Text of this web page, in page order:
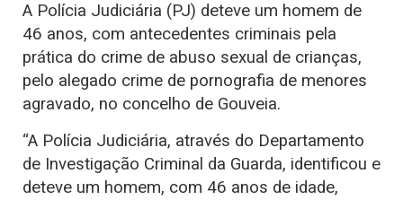
A Polícia Judiciária (PJ) deteve um homem de
46 anos, com antecedentes criminais pela
prática do crime de abuso sexual de crianças,
pelo alegado crime de pornografia de menores
agravado, no concelho de Gouveia.
“A Polícia Judiciária, através do Departamento
de Investigação Criminal da Guarda, identificou e
deteve um homem, com 46 anos de idade,